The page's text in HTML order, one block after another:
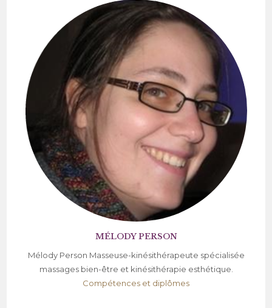
MÉLODY PERSON
Mélody Person Masseuse-kinésithérapeute spécialisée
massages bien-être et kinésithérapie esthétique.
Compétences et diplômes